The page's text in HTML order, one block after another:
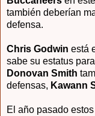
también deberían
defensa.
Chris Godwin está
sabe su estatus
Donovan Smith
defensas, Kawann
El año pasado